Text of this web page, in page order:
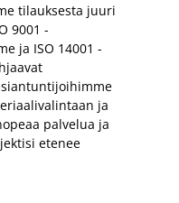
tilauksesta juuri
9001 -
ja ISO 14001 -
ja
palvelua ja
etenee